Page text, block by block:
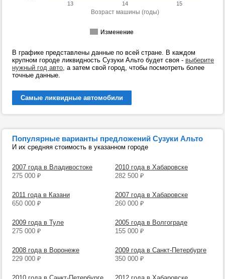
Возраст машины (годы)
Изменение
13 14 15
В графике представлены данные по всей стране. В каждом
крупном городе ликвидность Сузуки Альто будет своя - выберите
нужный год авто, а затем свой город, чтобы посмотреть более
точные данные.
Самые ликвидные автомобили
Популярные варианты предложений Сузуки Альто
И их средняя стоимость в указанном городе
2007 года в Владивостоке
275 000 ₽
2010 года в Хабаровске
282 500 ₽
2011 года в Казани
650 000 ₽
2007 года в Хабаровске
260 000 ₽
2009 года в Туле
275 000 ₽
2005 года в Волгограде
155 000 ₽
2008 года в Воронеже
229 000 ₽
2009 года в Санкт-Петербурге
350 000 ₽